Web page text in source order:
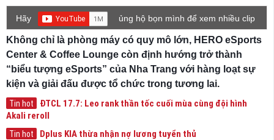
Hãy
ủng hộ bọn mình để xem nhiều clip
game mới hơn nhé!
Không chỉ là phòng máy có quy mô lớn, HERO eSports
Center & Coffee Lounge còn định hướng trở thành
“biểu tượng eSports” của Nha Trang với hàng loạt sự
kiện và giải đấu được tổ chức trong tương lai.
Tin hot
ĐTCL 17.7: Leo rank thần tốc cuối mùa cùng đội hình
Akali reroll
Tin hot Dplus KIA thừa nhận nợ lương tuyển thủ